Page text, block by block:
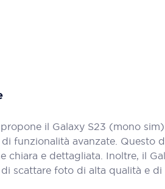
il Galaxy S23 (mono
funzionalità avanzate. Questo
chiara e dettagliata. Inoltre, il
scattare foto di alta qualità e